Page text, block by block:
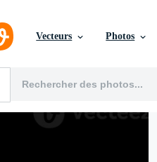
Vecteurs Photos